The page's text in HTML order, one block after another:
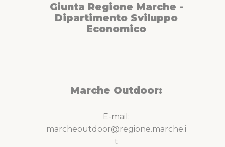
Giunta Regione Marche -
Dipartimento Sviluppo
Economico
Marche Outdoor:
E-mail:
marcheoutdoor@regione.marche.i
t